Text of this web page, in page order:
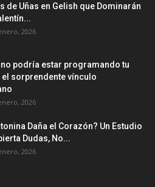
de Uñas en Gelish que Dominarán
2026
podría estar programando tu
sorprendente vínculo
2026
Daña el Corazón? Un Estudio
Dudas, No...
2026